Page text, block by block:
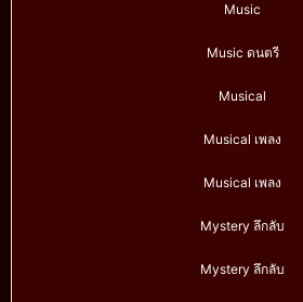
Music
Music ดนตรี
Musical
Musical เพลง
Musical เพลง
Mystery ลึกลับ
Mystery ลึกลับ